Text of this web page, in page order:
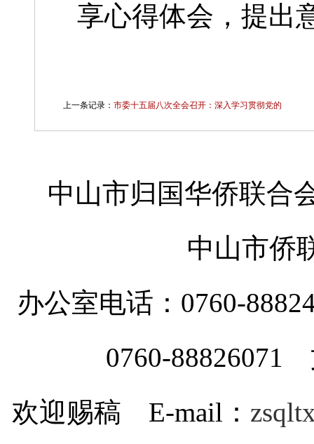
享心得体会，提出
上一条记录： 市委十五届八次全会召开：深入学习贯彻党的
中山市归国华侨联合
中山市侨
办公室电话：0760-
0760-88826071
欢迎赐稿 E-mail：